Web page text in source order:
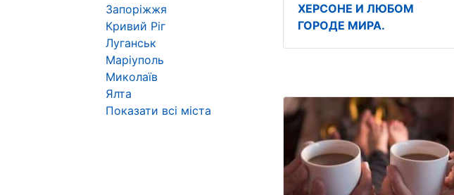
ХЕРСОНЕ И ЛЮБОМ
ГОРОДЕ МИРА.
Запоріжжя
Кривий Ріг
Луганськ
Маріуполь
Миколаїв
Ялта
Показати всі міста